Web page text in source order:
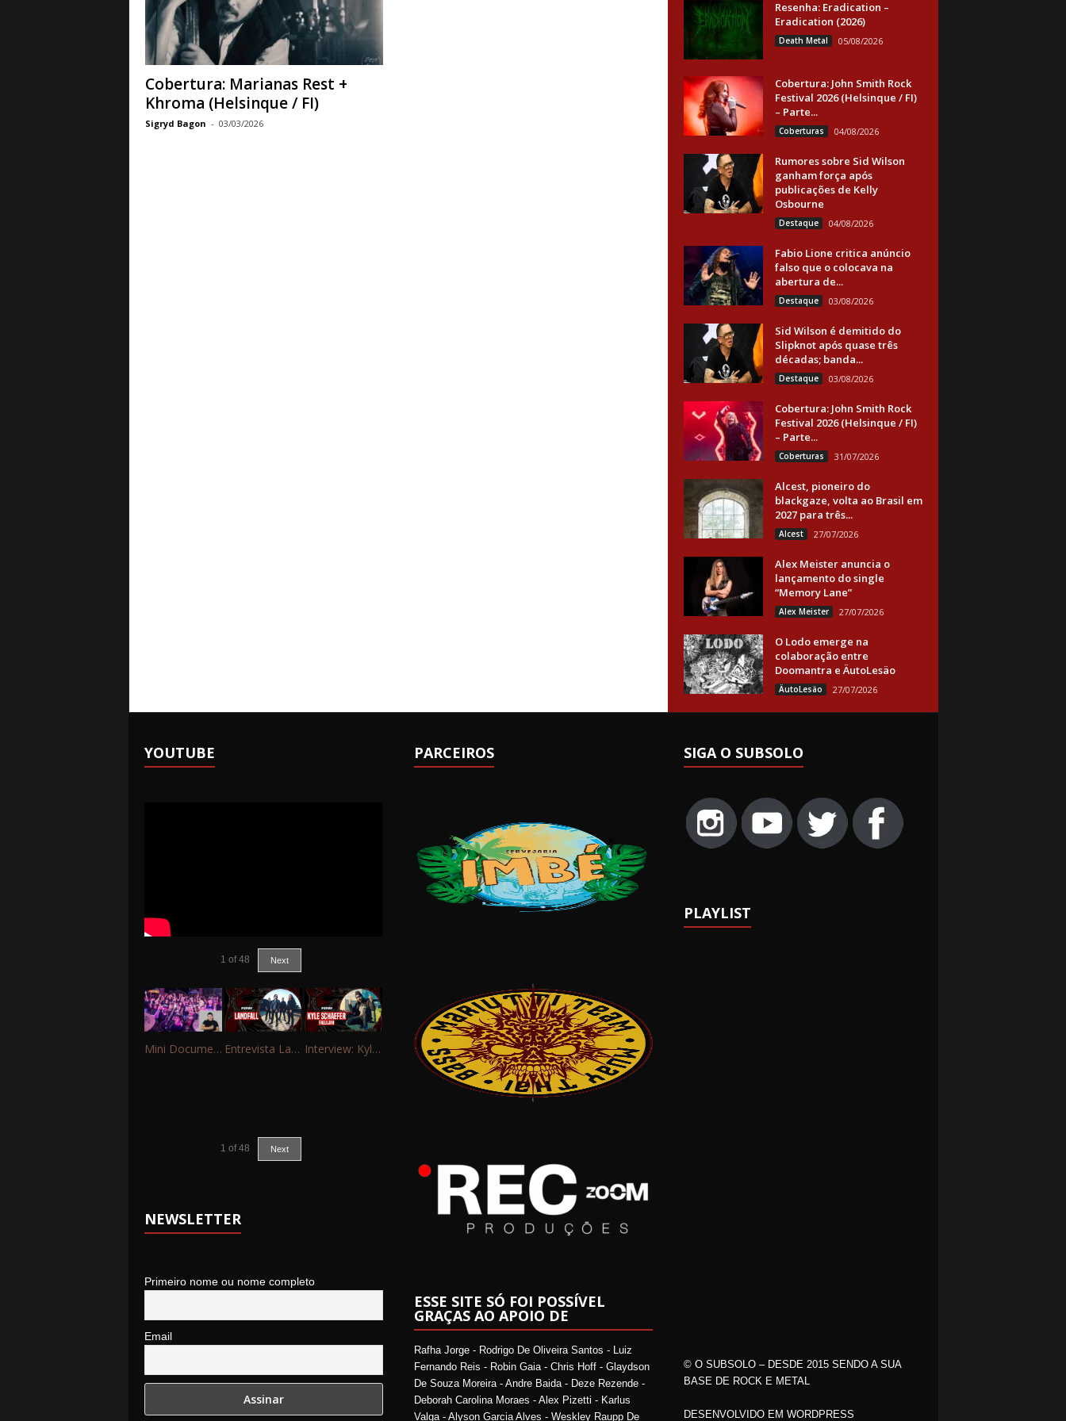
Cobertura: Marianas Rest +
Khroma (Helsinque / FI)
Sigryd Bagon - 03/03/2026
Resenha: Eradication –
Eradication (2026)
Death Metal 05/08/2026
Cobertura: John Smith Rock
Festival 2026 (Helsinque / FI)
– Parte...
Coberturas 04/08/2026
Rumores sobre Sid Wilson
ganham força após
publicações de Kelly
Osbourne
Destaque 04/08/2026
Fabio Lione critica anúncio
falso que o colocava na
abertura de...
Destaque 03/08/2026
Sid Wilson é demitido do
Slipknot após quase três
décadas; banda...
Destaque 03/08/2026
Cobertura: John Smith Rock
Festival 2026 (Helsinque / FI)
– Parte...
Coberturas 31/07/2026
Alcest, pioneiro do
blackgaze, volta ao Brasil em
2027 para três...
Alcest 27/07/2026
Alex Meister anuncia o
lançamento do single
“Memory Lane”
Alex Meister 27/07/2026
O Lodo emerge na
colaboração entre
Doomantra e ÄutoLesäo
ÄutoLesäo 27/07/2026
YOUTUBE
1 of 48 Next
Mini Documentário – 10 Anos de Portinho Rock Entrevista Landfall Interview: Kyle Schaefer (Fallujah)
1 of 48 Next
NEWSLETTER
Primeiro nome ou nome completo
Email
PARCEIROS
ESSE SITE SÓ FOI POSSÍVEL
GRAÇAS AO APOIO DE
Rafha Jorge - Rodrigo De Oliveira Santos - Luiz
Fernando Reis - Robin Gaia - Chris Hoff - Glaydson
De Souza Moreira - Andre Baida - Deze Rezende -
Deborah Carolina Moraes - Alex Pizetti - Karlus
Valga - Alyson Garcia Alves - Weskley Raupp De
SIGA O SUBSOLO
PLAYLIST
© O SUBSOLO – DESDE 2015 SENDO A SUA
BASE DE ROCK E METAL
DESENVOLVIDO EM WORDPRESS